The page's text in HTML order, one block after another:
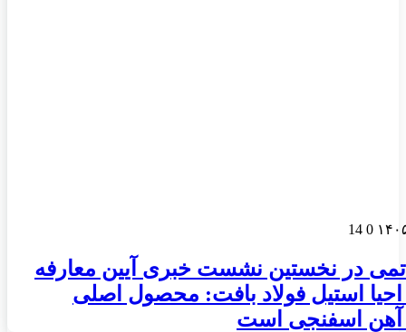
0
14
در نخستین نشست خبری آیین معارفه
استیل فولاد بافت: محصول اصلی
اسفنجی است